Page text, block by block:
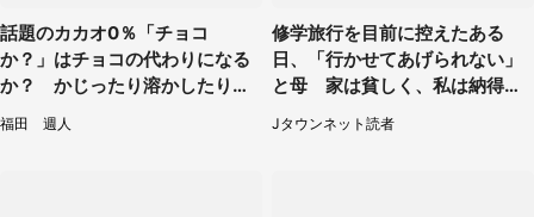
話題のカカオ0％「チョコ
か？」はチョコの代わりになる
か？ かじったり溶かしたりし
て食べてみた
福田 週人
修学旅行を目前に控えたある
日、「行かせてあげられない」
と母 家は貧しく、私は納得し
たけれど...（北海道・70代以上
女性）
Jタウンネット読者